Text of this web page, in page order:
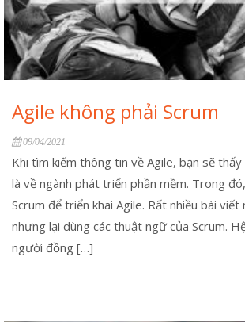
Agile không phải Scrum
09/04/2021
Khi tìm kiếm thông tin về Agile, bạn sẽ
là về ngành phát triển phần mềm. Trong
Scrum để triển khai Agile. Rất nhiều bài viết
nhưng lại dùng các thuật ngữ của Scrum.
người đồng […]